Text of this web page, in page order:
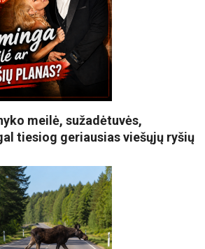
meilė, sužadėtuvės,
tiesiog geriausias viešųjų ryšių